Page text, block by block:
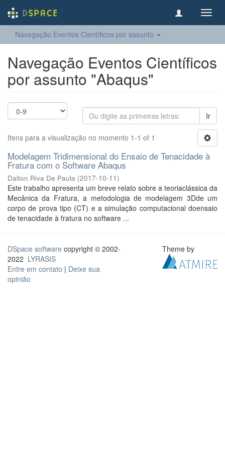
Navegação Eventos Científicos por assunto
Navegação Eventos Científicos
por assunto "Abaqus"
Ir
Itens para a visualização no momento 1-1 of 1
Modelagem Tridimensional do Ensaio de Tenacidade à
Fratura com o Software Abaqus
Dalton Riva De Paula (2017-10-11)
Este trabalho apresenta um breve relato sobre a teoriaclássica da
Mecânica da Fratura, a metodologia de modelagem 3Dde um
corpo de prova tipo (CT) e a simulação computacional doensaio
de tenacidade à fratura no software ...
DSpace software copyright © 2002-
2022 LYRASIS
Entre em contato | Deixe sua
opinião
Theme by